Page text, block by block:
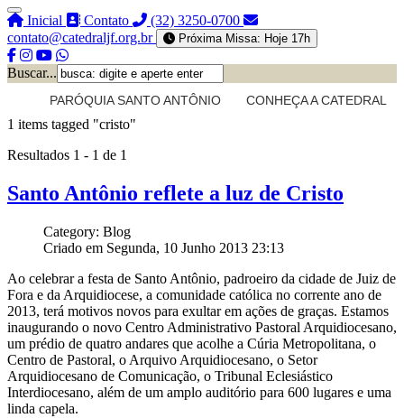
Inicial Contato
(32) 3250-0700
contato@catedraljf.org.br
Próxima Missa: Hoje 17h
Buscar...
PARÓQUIA SANTO ANTÔNIO CONHEÇA A CATEDRAL
1 items tagged "cristo"
Resultados 1 - 1 de 1
Santo Antônio reflete a luz de Cristo
Category: Blog
Criado em Segunda, 10 Junho 2013 23:13
Ao celebrar a festa de Santo Antônio, padroeiro da cidade de Juiz de
Fora e da Arquidiocese, a comunidade católica no corrente ano de
2013, terá motivos novos para exultar em ações de graças. Estamos
inaugurando o novo Centro Administrativo Pastoral Arquidiocesano,
um prédio de quatro andares que acolhe a Cúria Metropolitana, o
Centro de Pastoral, o Arquivo Arquidiocesano, o Setor
Arquidiocesano de Comunicação, o Tribunal Eclesiástico
Interdiocesano, além de um amplo auditório para 600 lugares e uma
linda capela.